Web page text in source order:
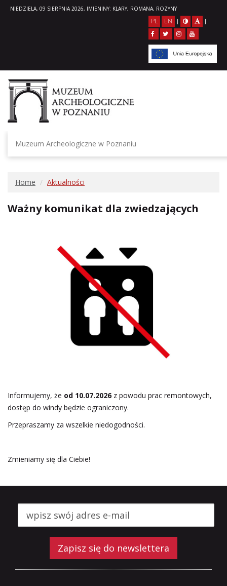
NIEDZIELA, 09 SIERPNIA 2026, IMIENINY: KLARY, ROMANA, ROZYNY
PL EN | |
Muzeum Archeologiczne w Poznaniu
Home Aktualności
Ważny komunikat dla zwiedzających
Informujemy, że od 10.07.2026 z powodu prac remontowych,
dostęp do windy będzie ograniczony.
Przepraszamy za wszelkie niedogodności.
Zmieniamy się dla Ciebie!
Zapisz się do newslettera